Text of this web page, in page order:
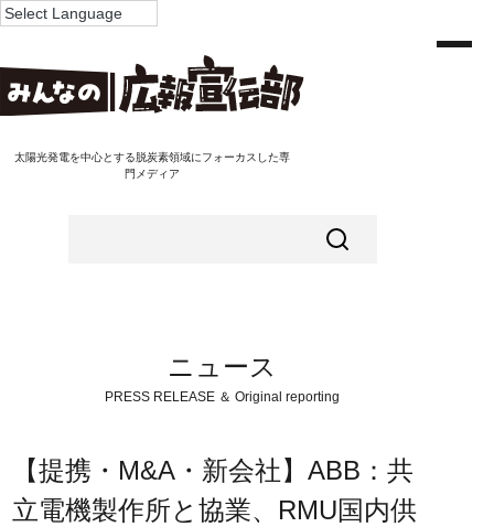
太陽光発電を中心とする脱炭素領域にフォーカスした専
門メディア
ニュース
PRESS RELEASE ＆ Original reporting
【提携・M&A・新会社】ABB：共
立電機製作所と協業、RMU国内供